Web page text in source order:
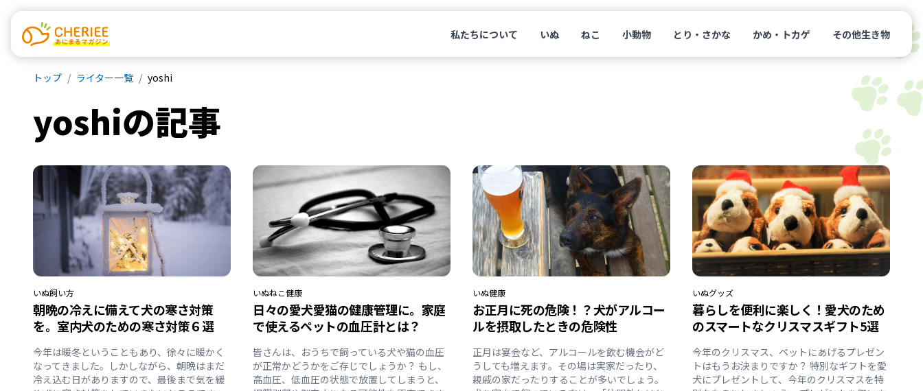
私たちについて いぬ ねこ 小動物 とり・さかな かめ・トカゲ その他生き物
トップ ライター一覧 yoshi
yoshiの記事
いぬ飼い方
朝晩の冷えに備えて犬の寒さ対策
を。室内犬のための寒さ対策６選
今年は暖冬ということもあり、徐々に暖かく
なってきました。しかしながら、朝晩はまだ
冷え込む日がありますので、最後まで気を緩
いぬねこ健康
日々の愛犬愛猫の健康管理に。家庭
で使えるペットの血圧計とは？
皆さんは、おうちで飼っている犬や猫の血圧
が正常かどうかをご存じでしょうか？ もし、
高血圧、低血圧の状態で放置してしまうと、
いぬ健康
お正月に死の危険！？犬がアルコー
ルを摂取したときの危険性
正月は宴会など、アルコールを飲む機会がど
うしても増えます。その場は実家だったり、
親戚の家だったりすることが多いでしょう。
いぬグッズ
暮らしを便利に楽しく！愛⽝のため
のスマートなクリスマスギフト5選
今年のクリスマス、ペットにあげるプレゼン
トはもうお決まりですか？ 特別なギフトを愛
犬にプレゼントして、今年のクリスマスを特